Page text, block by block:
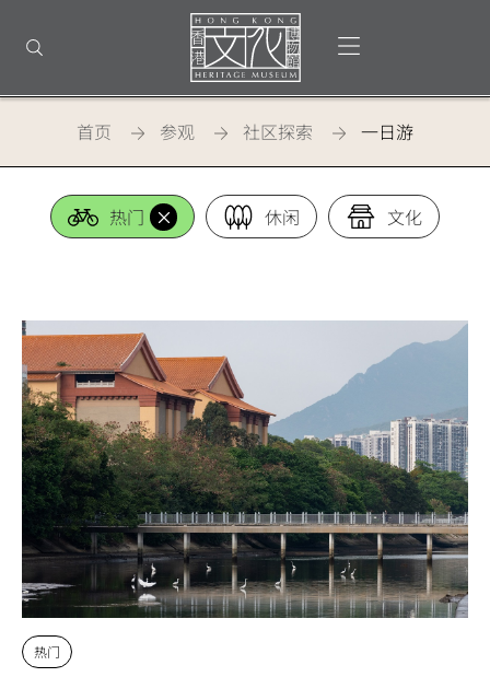
部
打开搜索
首
页
打开选单
首页 参观 社区探索 一日游
日游
热门 休闲 文化
热门